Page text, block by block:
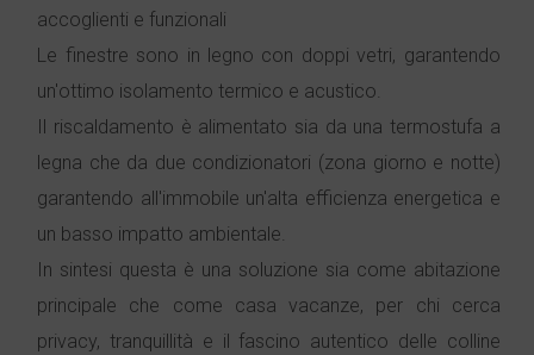
accoglienti e funzionali
Le finestre sono in legno con doppi vetri, garantendo
un'ottimo isolamento termico e acustico.
Il riscaldamento è alimentato sia da una termostufa a
legna che da due condizionatori (zona giorno e notte)
garantendo all'immobile un'alta efficienza energetica e
un basso impatto ambientale.
In sintesi questa è una soluzione sia come abitazione
principale che come casa vacanze, per chi cerca
privacy, tranquillità e il fascino autentico delle colline